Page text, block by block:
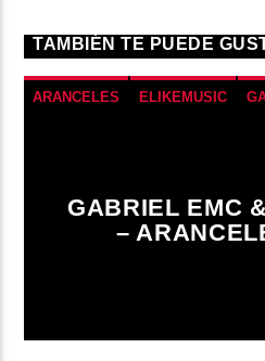
TAMBIÉN TE PUEDE
ARANCELES ELIKEMUSIC
GABRIEL EMC
–